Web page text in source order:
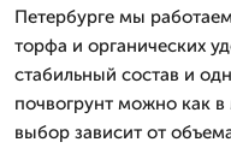
Петербурге мы
торфа и органических
стабильный состав и
почвогрунт можно как
выбор зависит от